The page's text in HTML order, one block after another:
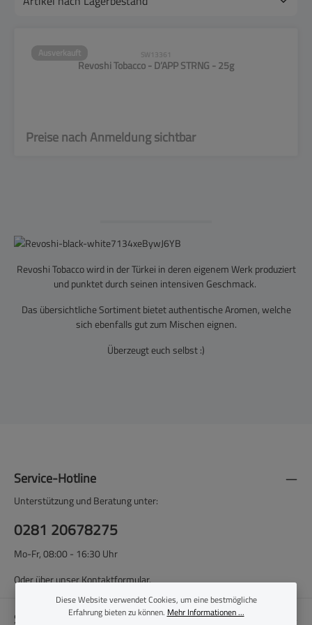
SW13361
Revoshi Tobacco - D’APP STRNG - 25g
Preise nach Anmeldung sichtbar
Revoshi Tobacco wird in der Türkei in deren eigenem Werk produziert
und punktet durch seinen intensiven Geschmack.
Das übersichtliche Sortiment bietet authentische Aromen, welche
sich ebenfalls gut zum Mischen eignen.
Überzeugt euch selbst :)
Service-Hotline
Unterstützung und Beratung unter:
0281 20678275
Mo-Fr, 08:00 - 16:30 Uhr
Oder über unserKontaktformular.
Shop-Service
Diese Website verwendet Cookies, um eine bestmögliche
Erfahrung bieten zu können. Mehr Informationen ...